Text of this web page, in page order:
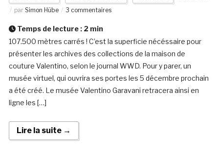
par Simon Hübe 3 commentaires
Temps de lecture : 2 min
107.500 mètres carrés ! C’est la superficie nécéssaire pour
présenter les archives des collections de la maison de
couture Valentino, selon le journal WWD. Pour y parer, un
musée virtuel, qui ouvrira ses portes les 5 décembre prochain
a été créé. Le musée Valentino Garavani retracera ainsi en
ligne les […]
Lire la suite →